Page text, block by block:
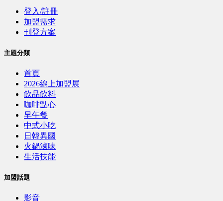
登入/註冊
加盟需求
刊登方案
主題分類
首頁
2026線上加盟展
飲品飲料
咖啡點心
早午餐
中式小吃
日韓異國
火鍋滷味
生活技能
加盟話題
影音